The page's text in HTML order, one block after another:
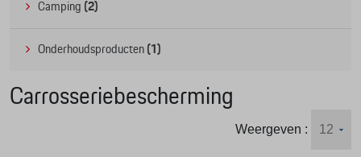
Camping (2)
Onderhoudsproducten (1)
Carrosseriebescherming
Weergeven :